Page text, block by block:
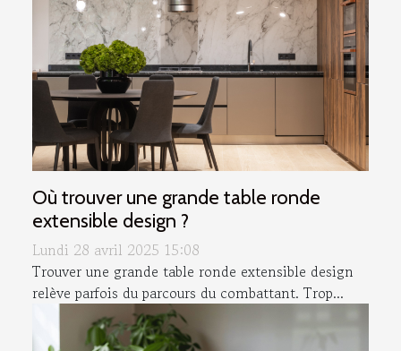
Où trouver une grande table ronde
extensible design ?
Lundi 28 avril 2025 15:08
Trouver une grande table ronde extensible design
relève parfois du parcours du combattant. Trop...